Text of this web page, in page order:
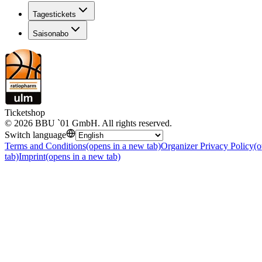
Tagestickets
Saisonabo
Ticketshop
© 2026 BBU `01 GmbH. All rights reserved.
Switch language
Terms and Conditions(opens in a new tab)Organizer Privacy Policy
tab)Imprint(opens in a new tab)